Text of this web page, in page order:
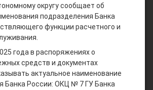
округу сообщает об
подразделения Банка
функции расчетного и
года в распоряжениях о
средств и документах
актуальное наименование
Банка России: ОКЦ № 7 ГУ Банка